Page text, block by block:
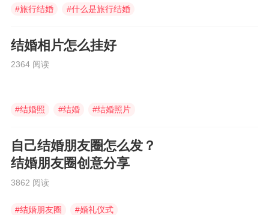
#旅行结婚 #什么是旅行结婚
结婚相片怎么挂好
2364 阅读
#结婚照 #结婚 #结婚照片
自己结婚朋友圈怎么发？
结婚朋友圈创意分享
3862 阅读
#结婚朋友圈 #婚礼仪式